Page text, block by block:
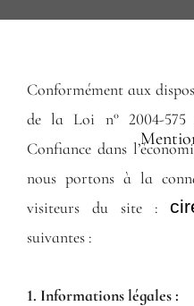
Conformément aux
de la Loi n° 2004-
Confiance dans
nous portons à la
visiteurs du site :
suivantes :
1. Informations légales :